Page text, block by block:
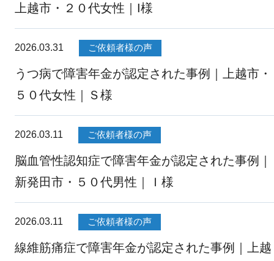
上越市・２０代女性｜I様
2026.03.31 ご依頼者様の声
うつ病で障害年金が認定された事例｜上越市・
５０代女性｜Ｓ様
2026.03.11 ご依頼者様の声
脳血管性認知症で障害年金が認定された事例｜
新発田市・５０代男性｜Ｉ様
2026.03.11 ご依頼者様の声
線維筋痛症で障害年金が認定された事例｜上越